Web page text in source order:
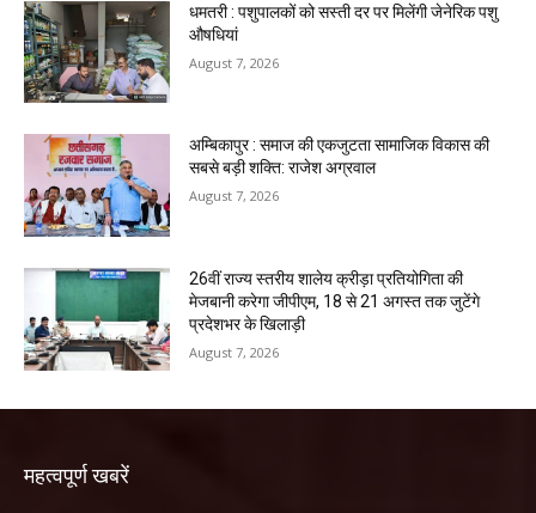
धमतरी : पशुपालकों को सस्ती दर पर मिलेंगी जेनेरिक पशु
औषधियां
August 7, 2026
अम्बिकापुर : समाज की एकजुटता सामाजिक विकास की
सबसे बड़ी शक्ति: राजेश अग्रवाल
August 7, 2026
26वीं राज्य स्तरीय शालेय क्रीड़ा प्रतियोगिता की
मेजबानी करेगा जीपीएम, 18 से 21 अगस्त तक जुटेंगे
प्रदेशभर के खिलाड़ी
August 7, 2026
महत्वपूर्ण खबरें